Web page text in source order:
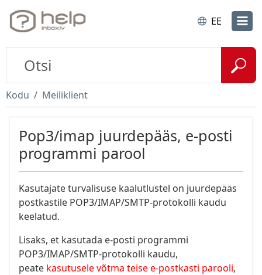
EE
Kodu Meiliklient
Pop3/imap juurdepääs, e-posti
programmi parool
Kasutajate turvalisuse kaalutlustel on juurdepääs
postkastile POP3/IMAP/SMTP-protokolli kaudu
keelatud.
Lisaks, et kasutada e-posti programmi
POP3/IMAP/SMTP-protokolli kaudu,
peate kasutusele võtma teise e-postkasti parooli,